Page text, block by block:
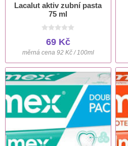
Lacalut aktiv zubní pasta
75 ml
69 Kč
měrná cena 92 Kč / 100ml